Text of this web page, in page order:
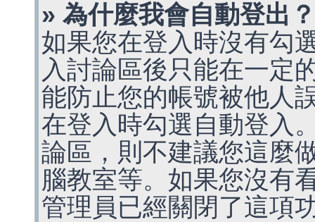
» 為什麼我會自動登出？
如果您在登入時沒有勾
入討論區後只能在一定
能防止您的帳號被他人
在登入時勾選自動登入
論區，則不建議您這麼
腦教室等。如果您沒有
管理員已經關閉了這項